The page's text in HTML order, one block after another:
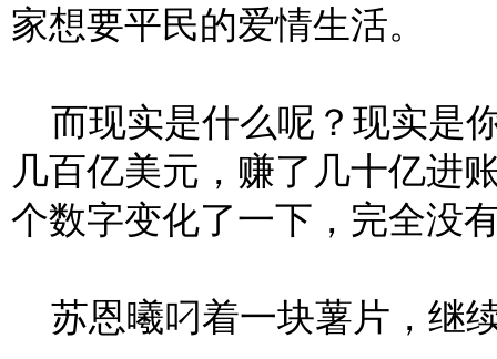
家想要平民的爱情生活。
而现实是什么呢？现实是
几百亿美元，赚了几十亿进
个数字变化了一下，完全没
苏恩曦叼着一块薯片，继